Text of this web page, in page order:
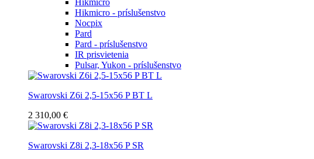
Hikmicro
Hikmicro - príslušenstvo
Nocpix
Pard
Pard - príslušenstvo
IR prisvietenia
Pulsar, Yukon - príslušenstvo
Swarovski Z6i 2,5-15x56 P BT L
2 310,00 €
Swarovski Z8i 2,3-18x56 P SR